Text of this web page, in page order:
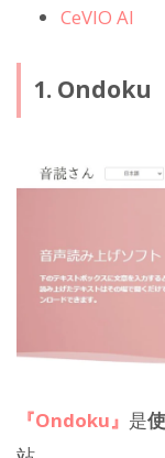
CeVIO AI
1. Ondoku
『Ondoku』 是